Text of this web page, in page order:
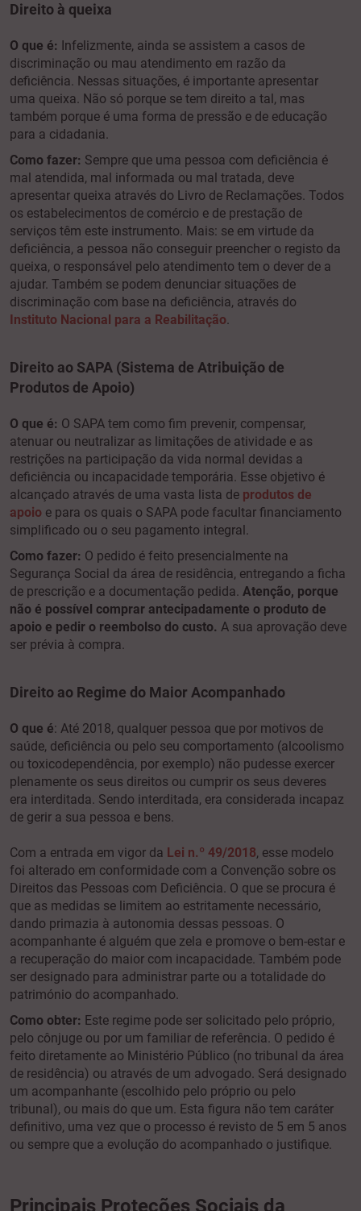
Direito à queixa
O que é: Infelizmente, ainda se assistem a casos de
discriminação ou mau atendimento em razão da
deficiência. Nessas situações, é importante apresentar
uma queixa. Não só porque se tem direito a tal, mas
também porque é uma forma de pressão e de educação
para a cidadania.
Como fazer: Sempre que uma pessoa com deficiência é
mal atendida, mal informada ou mal tratada, deve
apresentar queixa através do Livro de Reclamações. Todos
os estabelecimentos de comércio e de prestação de
serviços têm este instrumento. Mais: se em virtude da
deficiência, a pessoa não conseguir preencher o registo da
queixa, o responsável pelo atendimento tem o dever de a
ajudar. Também se podem denunciar situações de
discriminação com base na deficiência, através do
Instituto Nacional para a Reabilitação.
Direito ao SAPA (Sistema de Atribuição de
Produtos de Apoio)
O que é: O SAPA tem como fim prevenir, compensar,
atenuar ou neutralizar as limitações de atividade e as
restrições na participação da vida normal devidas a
deficiência ou incapacidade temporária. Esse objetivo é
alcançado através de uma vasta lista de produtos de
apoio e para os quais o SAPA pode facultar financiamento
simplificado ou o seu pagamento integral.
Como fazer: O pedido é feito presencialmente na
Segurança Social da área de residência, entregando a ficha
de prescrição e a documentação pedida. Atenção, porque
não é possível comprar antecipadamente o produto de
apoio e pedir o reembolso do custo. A sua aprovação deve
ser prévia à compra.
Direito ao Regime do Maior Acompanhado
O que é: Até 2018, qualquer pessoa que por motivos de
saúde, deficiência ou pelo seu comportamento (alcoolismo
ou toxicodependência, por exemplo) não pudesse exercer
plenamente os seus direitos ou cumprir os seus deveres
era interditada. Sendo interditada, era considerada incapaz
de gerir a sua pessoa e bens.
Com a entrada em vigor da Lei n.º 49/2018, esse modelo
foi alterado em conformidade com a Convenção sobre os
Direitos das Pessoas com Deficiência. O que se procura é
que as medidas se limitem ao estritamente necessário,
dando primazia à autonomia dessas pessoas. O
acompanhante é alguém que zela e promove o bem-estar e
a recuperação do maior com incapacidade. Também pode
ser designado para administrar parte ou a totalidade do
património do acompanhado.
Como obter: Este regime pode ser solicitado pelo próprio,
pelo cônjuge ou por um familiar de referência. O pedido é
feito diretamente ao Ministério Público (no tribunal da área
de residência) ou através de um advogado. Será designado
um acompanhante (escolhido pelo próprio ou pelo
tribunal), ou mais do que um. Esta figura não tem caráter
definitivo, uma vez que o processo é revisto de 5 em 5 anos
ou sempre que a evolução do acompanhado o justifique.